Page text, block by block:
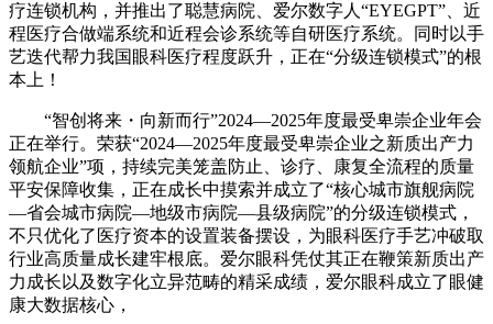
疗连锁机构，并推出了聪慧病院、爱尔数字人“EYEGPT”、近
程医疗合做端系统和近程会诊系统等自研医疗系统。同时以手
艺迭代帮力我国眼科医疗程度跃升，正在“分级连锁模式”的根
本上！
“智创将来・向新而行”2024—2025年度最受卑崇企业年会
正在举行。荣获“2024—2025年度最受卑崇企业之新质出产力
领航企业”项，持续完美笼盖防止、诊疗、康复全流程的质量
平安保障收集，正在成长中摸索并成立了“核心城市旗舰病院
—省会城市病院—地级市病院—县级病院”的分级连锁模式，
不只优化了医疗资本的设置装备摆设，为眼科医疗手艺冲破取
行业高质量成长建牢根底。爱尔眼科凭仗其正在鞭策新质出产
力成长以及数字化立异范畴的精采成绩，爱尔眼科成立了眼健
康大数据核心，